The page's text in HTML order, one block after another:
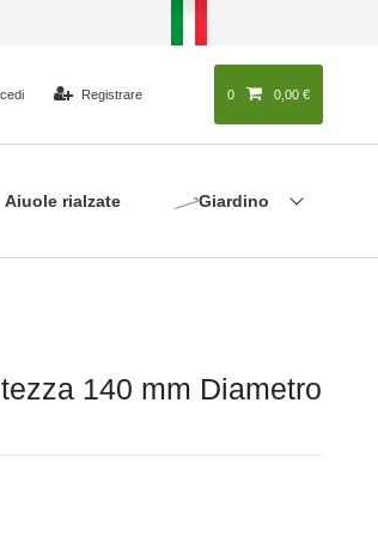
Registrare 0 0,00 €
Aiuole rialzate Giardino
140 mm Diametro